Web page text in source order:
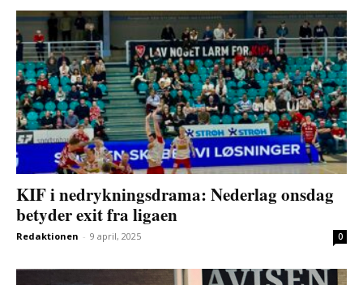
KIF i nedrykningsdrama: Nederlag onsdag
betyder exit fra ligaen
Redaktionen - 9 april, 2025 0